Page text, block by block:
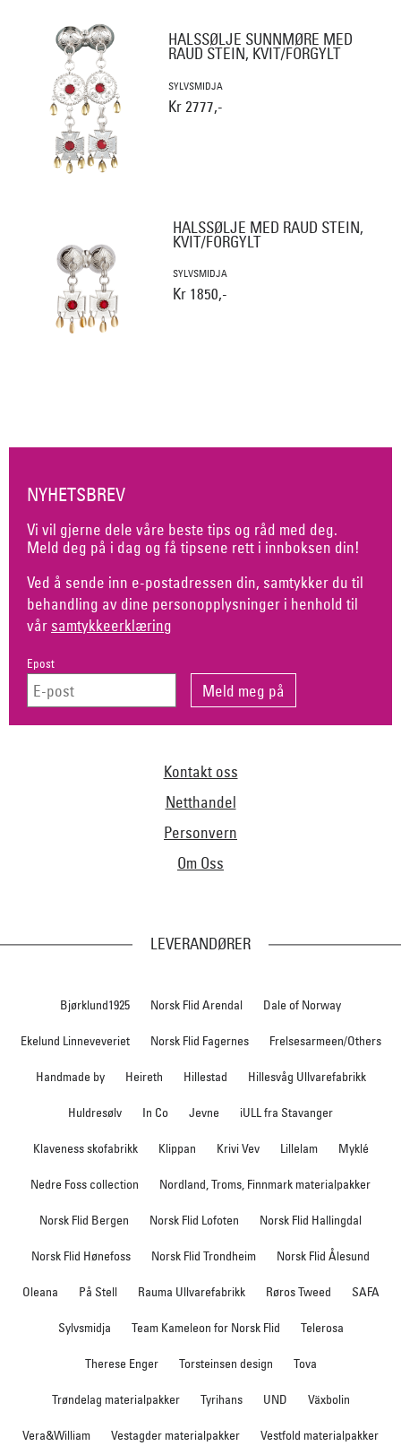
HALSSØLJE SUNNMØRE MED
RAUD STEIN, KVIT/FORGYLT
SYLVSMIDJA
Kr 2777,-
HALSSØLJE MED RAUD STEIN,
KVIT/FORGYLT
SYLVSMIDJA
Kr 1850,-
NYHETSBREV
Vi vil gjerne dele våre beste tips og råd med deg.
Meld deg på i dag og få tipsene rett i innboksen din!
Ved å sende inn e-postadressen din, samtykker du til
behandling av dine personopplysninger i henhold til
vår samtykkeerklæring
Epost
Kontakt oss
Netthandel
Personvern
Om Oss
LEVERANDØRER
Bjørklund1925 Norsk Flid Arendal Dale of Norway
Ekelund Linneveveriet Norsk Flid Fagernes Frelsesarmeen/Others
Handmade by Heireth Hillestad Hillesvåg Ullvarefabrikk
Huldresølv In Co Jevne iULL fra Stavanger
Klaveness skofabrikk Klippan Krivi Vev Lillelam Myklé
Nedre Foss collection Nordland, Troms, Finnmark materialpakker
Norsk Flid Bergen Norsk Flid Lofoten Norsk Flid Hallingdal
Norsk Flid Hønefoss Norsk Flid Trondheim Norsk Flid Ålesund
Oleana På Stell Rauma Ullvarefabrikk Røros Tweed SAFA
Sylvsmidja Team Kameleon for Norsk Flid Telerosa
Therese Enger Torsteinsen design Tova
Trøndelag materialpakker Tyrihans UND Växbolin
Vera&William Vestagder materialpakker Vestfold materialpakker